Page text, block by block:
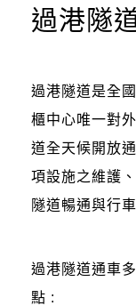
過港隧
過港隧道是全
櫃中心唯一對
道全天候開放
項設施之維護
隧道暢通與行
過港隧道通車
點 :